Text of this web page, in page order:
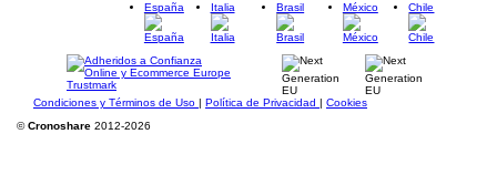
España
Italia Brasil México Chile
Condiciones y Términos de Uso | Política de Privacidad | Cookies
©Cronoshare 2012-2026